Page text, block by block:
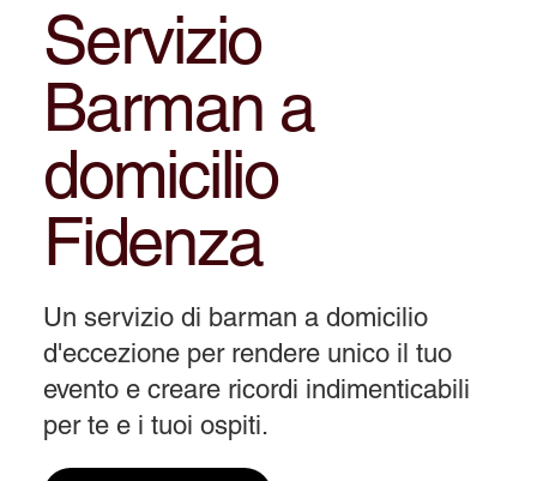
Servizio
Barman a
domicilio
Fidenza
Un servizio di barman a domicilio
d'eccezione per rendere unico il tuo
evento e creare ricordi indimenticabili
per te e i tuoi ospiti.